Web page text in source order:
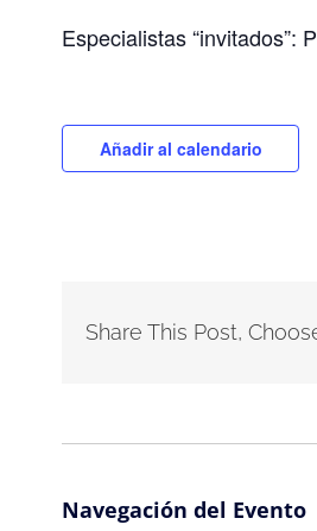
Especialistas “invitados”:
Añadir al calendario
Share This Post,
Navegación del Evento